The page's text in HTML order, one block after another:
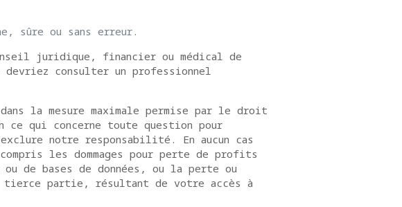
sûre ou sans erreur.
juridique, financier ou médical de
consulter un professionnel
la mesure maximale permise par le droit
qui concerne toute question pour
notre responsabilité. En aucun cas
les dommages pour perte de profits
de bases de données, ou la perte ou
tierce partie, résultant de votre accès à